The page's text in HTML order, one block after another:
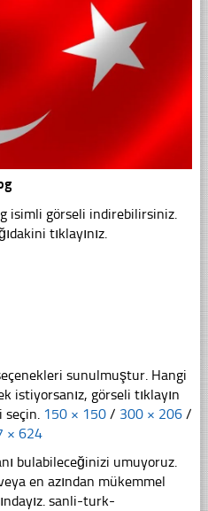
isimli görseli indirebilirsiniz.
tıklayınız.
sunulmuştur. Hangi
istiyorsanız, görseli tıklayın
seçin. 150 × 150 / 300 × 206 /
× 624
bulabileceğinizi umuyoruz.
en azından mükemmel
sanli-turk-